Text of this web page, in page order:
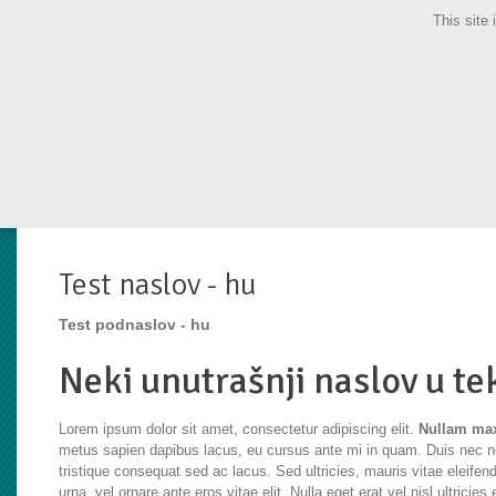
This site
Test naslov - hu
Test podnaslov - hu
Neki unutrašnji naslov u
Lorem ipsum dolor sit amet, consectetur adipiscing elit. Nullam
metus sapien dapibus lacus, eu cursus ante mi in quam. Duis nec
tristique consequat sed ac lacus. Sed ultricies, mauris vitae
urna, vel ornare ante eros vitae elit. Nulla eget erat vel nisl ultricies
24430 Ada
+381 24 854 082
flexing@flexing.rs